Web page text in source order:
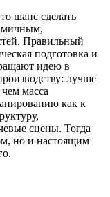
шанс сделать
Правильный
подготовка и
идею в
лучше
масса
как к
сцены. Тогда
но и настоящим